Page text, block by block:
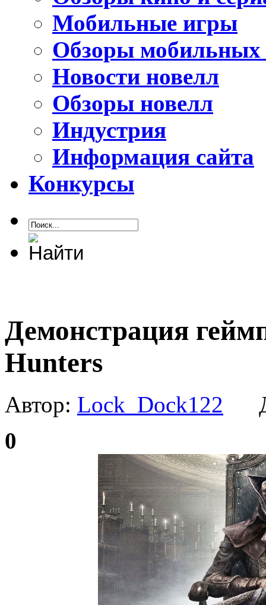
Мобильные игры
Обзоры мобильных
Новости новелл
Обзоры новелл
Индустрия
Информация сайта
Конкурсы
Демонстрация
Hunters
Автор: Lock_Dock122
0